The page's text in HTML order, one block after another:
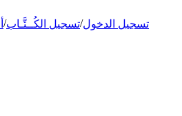
تسجيل الدخول/تسجيل الكُــتَّـاب/